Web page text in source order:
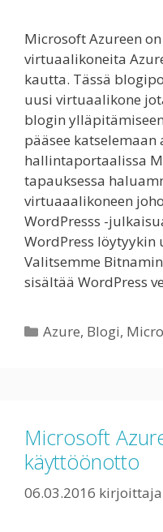
Microsoft Azureen
virtuaalikoneita
kautta. Tässä
uusi virtuaalikone
blogin
pääsee
hallintaportaalissa
tapauksessa
virtuaaalikoneen
WordPresss -
WordPress löytyykin
Valitsemme
sisältää WordPress
Kategoriat
Azure, Blogi,
Microsoft
käyttöönotto
06.03.2016 kirjoittaja